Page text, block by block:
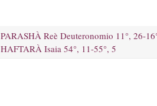
PARASHÀ Reè Deuteronomio 11°, 26-
HAFTARÀ Isaia 54°, 11-55°, 5